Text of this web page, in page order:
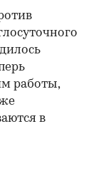
работы,
в